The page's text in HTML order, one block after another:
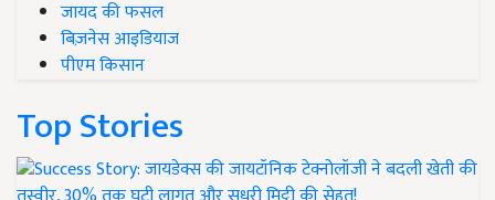
जायद की फसल
बिज़नेस आइडियाज
पीएम किसान
Top Stories